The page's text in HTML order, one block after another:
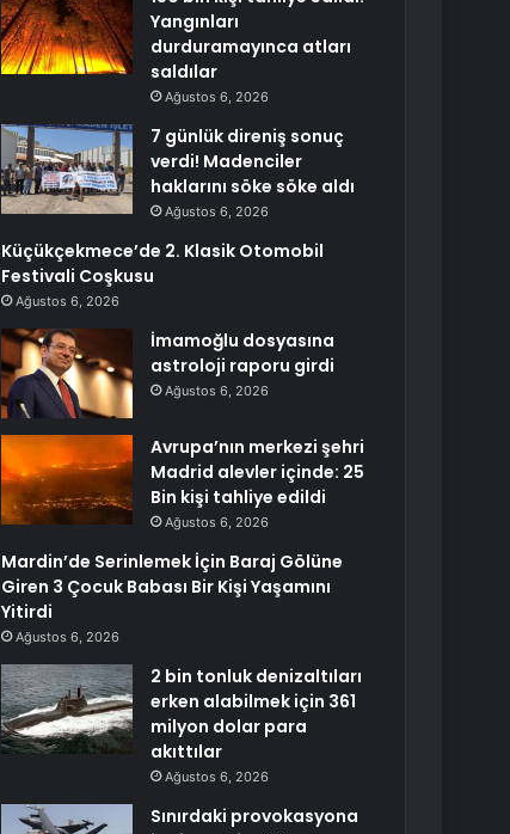
Yangınları
durduramayınca atları
saldılar
Ağustos 6, 2026
7 günlük direniş sonuç
verdi! Madenciler
haklarını söke söke aldı
Ağustos 6, 2026
Küçükçekmece’de 2. Klasik Otomobil
Festivali Coşkusu
Ağustos 6, 2026
İmamoğlu dosyasına
astroloji raporu girdi
Ağustos 6, 2026
Avrupa’nın merkezi şehri
Madrid alevler içinde: 25
Bin kişi tahliye edildi
Ağustos 6, 2026
Mardin’de Serinlemek İçin Baraj Gölüne
Giren 3 Çocuk Babası Bir Kişi Yaşamını
Yitirdi
Ağustos 6, 2026
2 bin tonluk denizaltıları
erken alabilmek için 361
milyon dolar para
akıttılar
Ağustos 6, 2026
Sınırdaki provokasyona